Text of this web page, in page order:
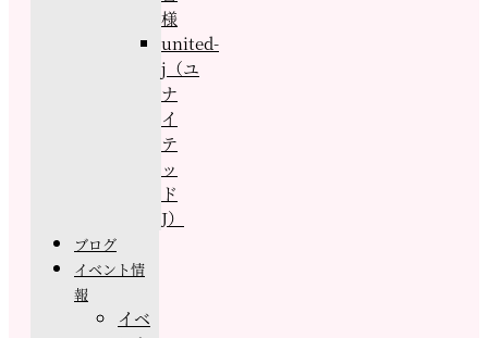
様
united-
j（ユ
ナ
イ
テ
ッ
ド
J）
ブログ
イベント情
報
イベ